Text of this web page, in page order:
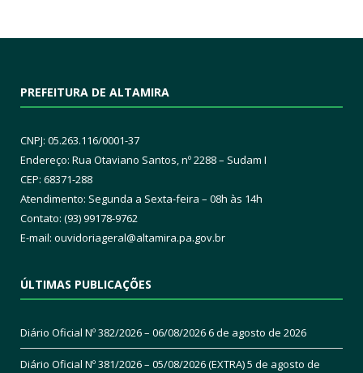
PREFEITURA DE ALTAMIRA
CNPJ: 05.263.116/0001-37
Endereço: Rua Otaviano Santos, nº 2288 – Sudam I
CEP: 68371-288
Atendimento: Segunda a Sexta-feira – 08h às 14h
Contato: (93) 99178-9762
E-mail: ouvidoriageral@altamira.pa.gov.br
ÚLTIMAS PUBLICAÇÕES
Diário Oficial Nº 382/2026 – 06/08/20266 de agosto de 2026
Diário Oficial Nº 381/2026 – 05/08/2026 (EXTRA)5 de agosto de